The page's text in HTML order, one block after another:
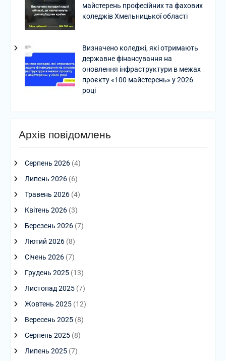
майстерень професійних та фахових
коледжів Хмельницької області
Визначено коледжі, які отримають
державне фінансування на
оновлення інфраструктури в межах
проєкту «100 майстерень» у 2026
році
Архів повідомлень
Серпень 2026(4)
Липень 2026(6)
Травень 2026(4)
Квітень 2026(3)
Березень 2026(7)
Лютий 2026(8)
Січень 2026(7)
Грудень 2025(13)
Листопад 2025(7)
Жовтень 2025(12)
Вересень 2025(8)
Серпень 2025(8)
Липень 2025(7)